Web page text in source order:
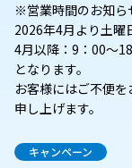
※営業時間のお知
2026年4月より土曜
4月以降：9：00～
となります。
お客様にはご不便
申し上げます。
キャンペーン